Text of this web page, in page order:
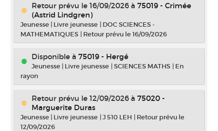
Retour prévu le 16/09/2026 à 75019 - Crimée
(Astrid Lindgren)
Jeunesse | Livre jeunesse | DOC SCIENCES -
MATHEMATIQUES | Retour prévu le 16/09/2026
Disponible à 75019 - Hergé
Jeunesse | Livre jeunesse |SCIENCES MATHS | En
rayon
Retour prévu le 12/09/2026 à 75020 -
Marguerite Duras
Jeunesse | Livre jeunesse |J 510 LEH | Retour prévu le
12/09/2026